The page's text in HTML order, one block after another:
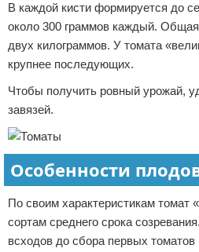
В каждой кисти формируется до
около 300 граммов каждый. Общая
двух килограммов. У томата
крупнее последующих.
Чтобы получить ровный урожай,
завязей.
Особенности
По своим характеристикам томат
сортам среднего срока
всходов до сбора первых томатов